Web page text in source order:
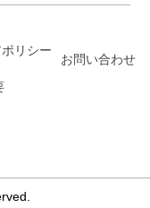
リシー
お問い合わせ